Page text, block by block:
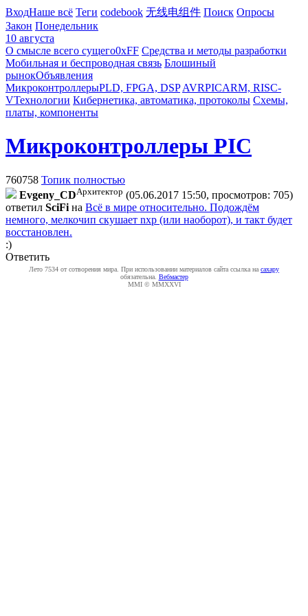
ВходНаше всё Теги codebook 无线电组件 Поиск Опросы
Закон Понедельник
10 августа
О смысле всего сущего0xFF Средства и методы разработки
Мобильная и беспроводная связь Блошиный
рынокОбъявления
МикроконтроллерыPLD, FPGA, DSP AVRPICARM, RISC-
VТехнологии Кибернетика, автоматика, протоколы Схемы,
платы, компоненты
Микроконтроллеры PIC
760758 Топик полностью
Evgeny_CDАрхитектор (05.06.2017 15:50, просмотров: 705)
ответил SciFi на Всё в мире относительно. Подождём
немного, мелкочип скушает nxp (или наоборот), и такт будет
восстановлен.
:)
Ответить
Лето 7534 от сотворения мира. При использовании материалов сайта ссылка на caxapу
обязательна. Вебмастер
MMI © MMXXVI